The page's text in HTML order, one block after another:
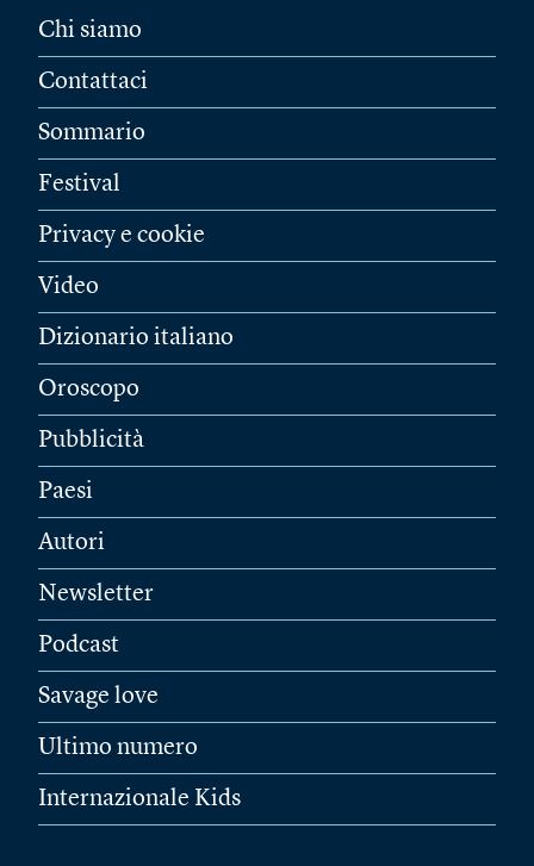
Chi siamo
Contattaci
Sommario
Festival
Privacy e cookie
Video
Dizionario italiano
Oroscopo
Pubblicità
Paesi
Autori
Newsletter
Podcast
Savage love
Ultimo numero
Internazionale Kids